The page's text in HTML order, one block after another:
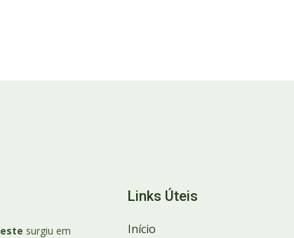
surgiu em
Links Úteis
Início